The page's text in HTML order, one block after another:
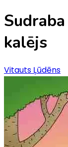
kalējs
Vitauts Ļūdēns